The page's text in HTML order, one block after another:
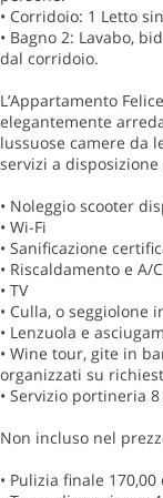
• Corridoio: 1 Letto
• Bagno 2: Lavabo,
dal corridoio.
L’Appartamento
elegantemente
lussuose camere da
servizi a
• Noleggio scooter
• Wi-Fi
• Sanificazione
• Riscaldamento e A/C
• TV
• Culla, o seggiolone
• Lenzuola e
• Wine tour, gite in
organizzati su
• Servizio portineria
Non incluso nel
• Pulizia finale 170,00